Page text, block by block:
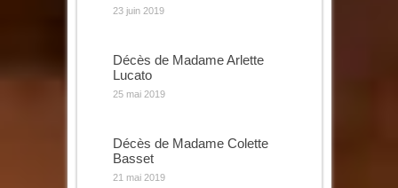
23 juin 2019
Décès de Madame Arlette
Lucato
25 mai 2019
Décès de Madame Colette
Basset
21 mai 2019